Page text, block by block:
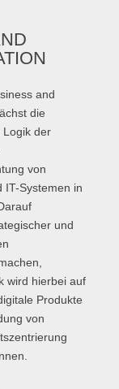
Studies
and
die
Logik der
von
IT-Systemen in
und
wird hierbei auf
Produkte
von